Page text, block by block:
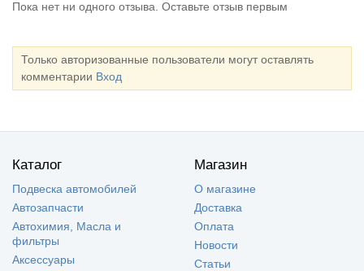
Пока нет ни одного отзыва. Оставьте отзыв первым
Только авторизованные пользователи могут оставлять
комментарии Вход
Каталог
Подвеска автомобилей
Автозапчасти
Автохимия, Масла и
фильтры
Аксессуары
Магазин
О магазине
Доставка
Оплата
Новости
Статьи